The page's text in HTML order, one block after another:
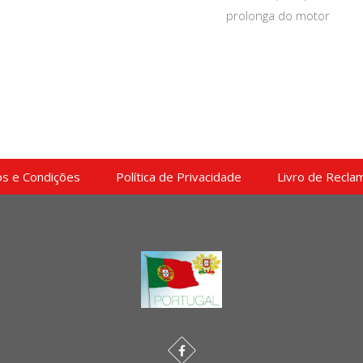
prolonga do motor
e Condições Política de Privacidade Livro de